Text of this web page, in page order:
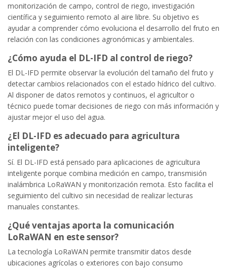
monitorización de campo, control de riego, investigación
científica y seguimiento remoto al aire libre. Su objetivo es
ayudar a comprender cómo evoluciona el desarrollo del fruto en
relación con las condiciones agronómicas y ambientales.
¿Cómo ayuda el DL-IFD al control de riego?
El DL-IFD permite observar la evolución del tamaño del fruto y
detectar cambios relacionados con el estado hídrico del cultivo.
Al disponer de datos remotos y continuos, el agricultor o
técnico puede tomar decisiones de riego con más información y
ajustar mejor el uso del agua.
¿El DL-IFD es adecuado para agricultura
inteligente?
Sí. El DL-IFD está pensado para aplicaciones de agricultura
inteligente porque combina medición en campo, transmisión
inalámbrica LoRaWAN y monitorización remota. Esto facilita el
seguimiento del cultivo sin necesidad de realizar lecturas
manuales constantes.
¿Qué ventajas aporta la comunicación
LoRaWAN en este sensor?
La tecnología LoRaWAN permite transmitir datos desde
ubicaciones agrícolas o exteriores con bajo consumo